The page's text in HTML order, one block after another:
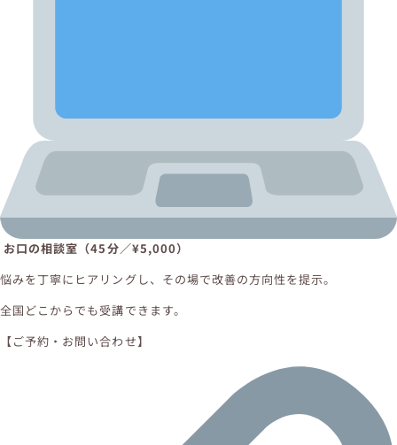
お口の相談室（45分／¥5,000）
悩みを丁寧にヒアリングし、その場で改善の方向性を提示。
全国どこからでも受講できます。
【ご予約・お問い合わせ】